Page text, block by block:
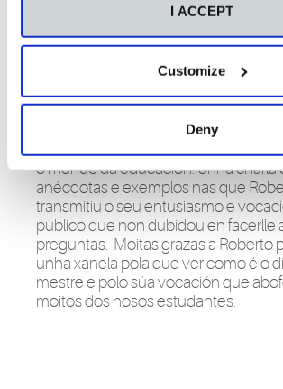
I ACCEPT
Customize
Deny
Que é ser un mestre? Que significa
Que papel temos na nosa
pero preguntas moi acaídas para o
que celebramos este xoves. O
profesor de Educación Infantil do
que veu falarnos do seu día a día e
o mundo da educación. Unha charla
anécdotas e exemplos nas que
transmitiu o seu entusiasmo e
público que non dubidou en facerlle
preguntas. Moitas grazas a Roberto
unha xanela pola que ver como é o
mestre e polo súa vocación que
moitos dos nosos estudantes.